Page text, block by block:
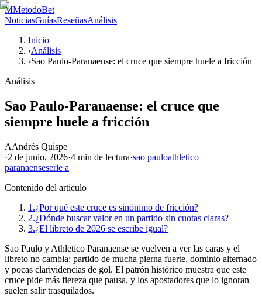
MMetodoBet
NoticiasGuíasReseñasAnálisis
Inicio
›Análisis
›Sao Paulo-Paranaense: el cruce que siempre huele a fricción
Análisis
Sao Paulo-Paranaense: el cruce que
siempre huele a fricción
AAndrés Quispe
·2 de junio, 2026·4 min de lectura·sao pauloathletico
paranaenseserie a
Contenido del artículo
1.¿Por qué este cruce es sinónimo de fricción?
2.¿Dónde buscar valor en un partido sin cuotas claras?
3.¿El libreto de 2026 se escribe igual?
Sao Paulo y Athletico Paranaense se vuelven a ver las caras y el
libreto no cambia: partido de mucha pierna fuerte, dominio alternado
y pocas clarividencias de gol. El patrón histórico muestra que este
cruce pide más fiereza que pausa, y los apostadores que lo ignoran
suelen salir trasquilados.